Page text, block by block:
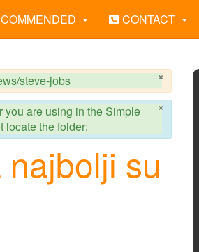
CONTACT
×
steve-jobs
×
you are using in the Simple
locate the folder:
su